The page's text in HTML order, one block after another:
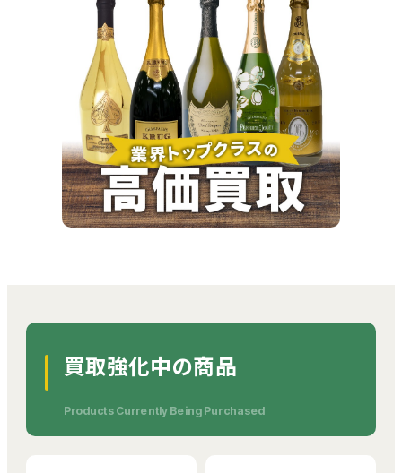
買取強化中の商品
Products Currently Being Purchased